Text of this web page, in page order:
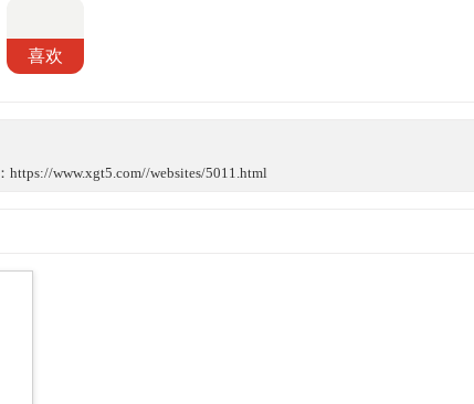
喜欢
www.xgt5.com//websites/5011.html